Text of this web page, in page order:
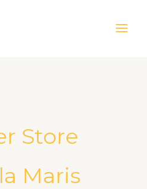
Menu
Store
Maris